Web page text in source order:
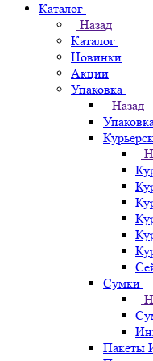
Каталог
Назад
Каталог
Новинки
Акции
Упаковка
Назад
Сумки
Пакеты